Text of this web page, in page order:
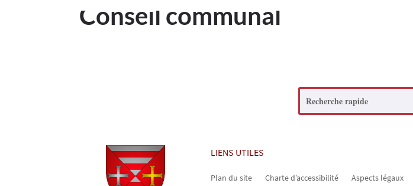
Conseil communal
LIENS UTILES
Plan du site Charte d’accessibilité Aspects légaux